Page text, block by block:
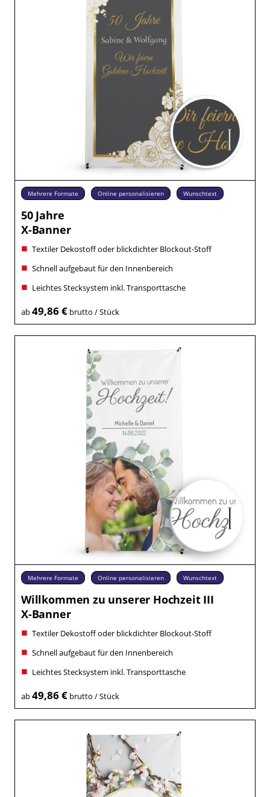
Mehrere Formate Online personalisieren Wunschtext
50 Jahre
X-Banner
Textiler Dekostoff oder blickdichter Blockout-Stoff
Schnell aufgebaut für den Innenbereich
Leichtes Stecksystem inkl. Transporttasche
ab49,86 €brutto / Stück
Mehrere Formate Online personalisieren Wunschtext
Willkommen zu unserer Hochzeit III
X-Banner
Textiler Dekostoff oder blickdichter Blockout-Stoff
Schnell aufgebaut für den Innenbereich
Leichtes Stecksystem inkl. Transporttasche
ab49,86 €brutto / Stück